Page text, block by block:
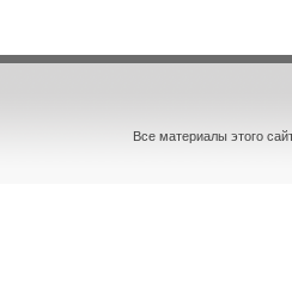
Все материалы этого